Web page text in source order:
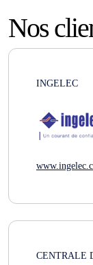
Nos
INGELEC
CENTRALE